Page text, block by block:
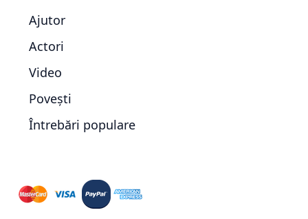
Ajutor
Actori
Video
Povești
Întrebări populare